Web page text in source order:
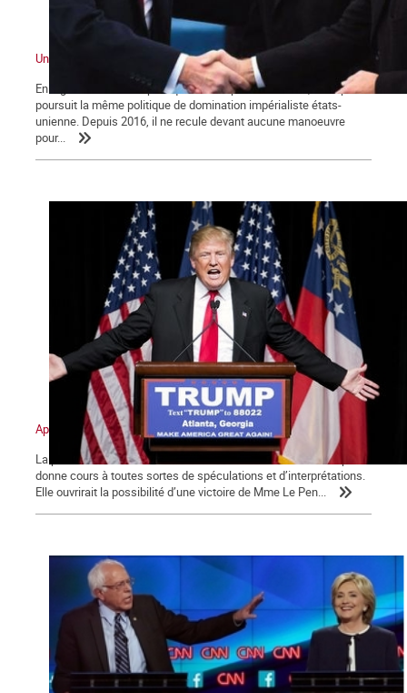
Un impérialisme en crise
En digne héritier de la politique de ses prédécesseurs, Trump
poursuit la même politique de domination impérialiste états-
unienne. Depuis 2016, il ne recule devant aucune manoeuvre
pour...
Après la prétendue victoire de Trump : Où en sont les États-Unis ?
La prétendue victoire de l’aventurier cousu d’or Donald Trump
donne cours à toutes sortes de spéculations et d’interprétations.
Elle ouvrirait la possibilité d’une victoire de Mme Le Pen...